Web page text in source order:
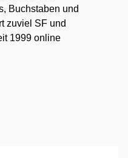
Buchstaben und
zuviel SF und
1999 online